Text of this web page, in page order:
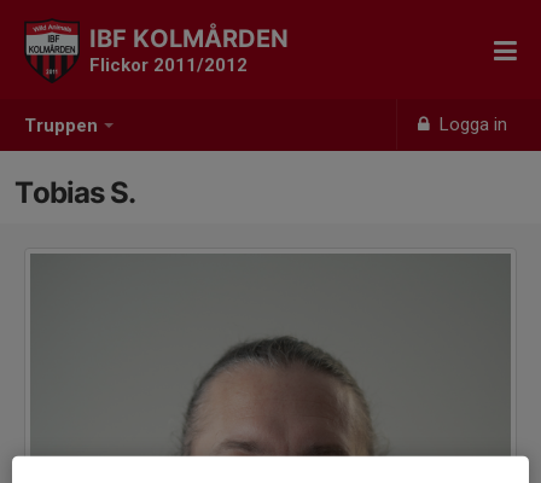
Truppen Logga in
IBF KOLMÅRDEN
Flickor 2011/2012
Tobias S.